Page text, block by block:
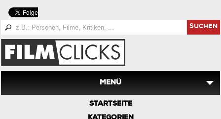
SUCHEN
MENÜ
STARTSEITE